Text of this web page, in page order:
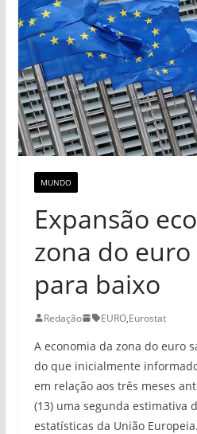
MUNDO
Expansão
zona do
para baixo
Redação EURO,Eurostat
A economia da zona do euro
do que inicialmente
em relação aos três meses
(13) uma segunda estimativa
estatísticas da União Europeia.